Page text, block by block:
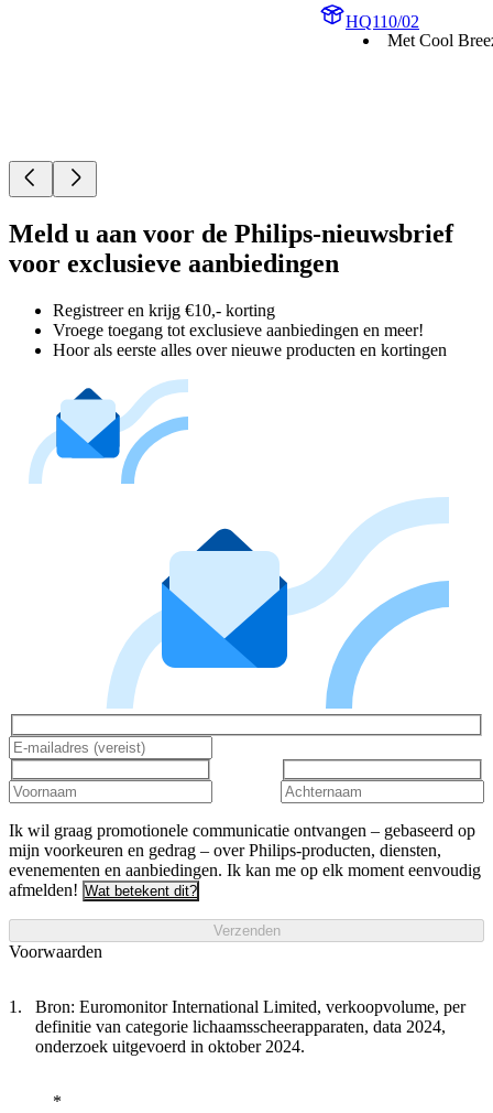
HQ110/02
Met Cool
Meld u aan voor de Philips-nieuwsbrief
voor exclusieve aanbiedingen
Registreer en krijg €10,- korting
Vroege toegang tot exclusieve aanbiedingen en meer!
Hoor als eerste alles over nieuwe producten en kortingen
Ik wil graag promotionele communicatie ontvangen – gebaseerd op
mijn voorkeuren en gedrag – over Philips-producten, diensten,
evenementen en aanbiedingen. Ik kan me op elk moment eenvoudig
afmelden! Wat betekent dit?
Verzenden
Voorwaarden
Bron: Euromonitor International Limited, verkoopvolume, per
definitie van categorie lichaamsscheerapparaten, data 2024,
onderzoek uitgevoerd in oktober 2024.